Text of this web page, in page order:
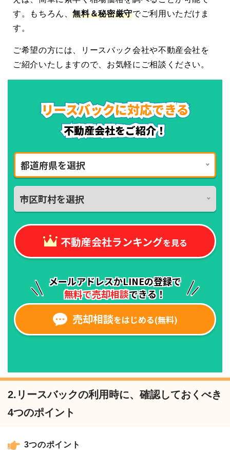
す。もちろん、無料＆秘密厳守でご利用いただけま
す。
ご希望の方には、リースバック会社や不動産会社を
ご紹介いたしますので、お気軽にご相談ください。
2.リースバックの利用時に、確認しておくべき
4つのポイント
3つのポイント